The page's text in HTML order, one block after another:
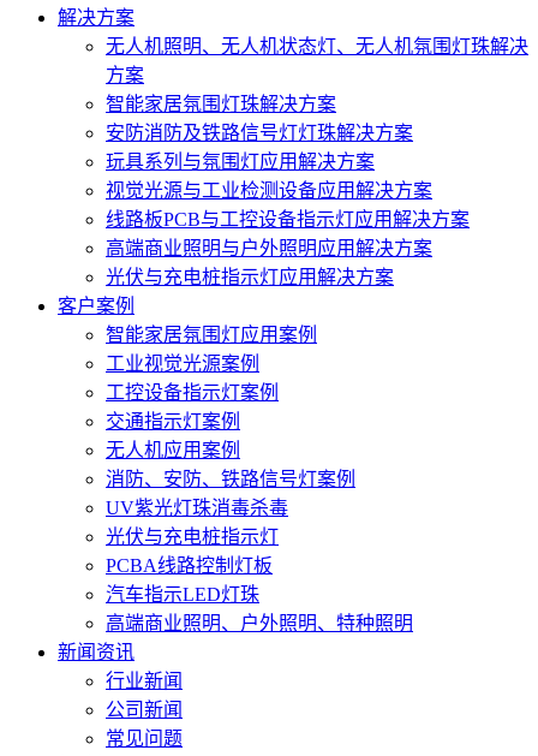
解决方案
无人机照明、无人机状态灯、无人机氛围灯珠解决
方案
智能家居氛围灯珠解决方案
安防消防及铁路信号灯灯珠解决方案
玩具系列与氛围灯应用解决方案
视觉光源与工业检测设备应用解决方案
线路板PCB与工控设备指示灯应用解决方案
高端商业照明与户外照明应用解决方案
光伏与充电桩指示灯应用解决方案
客户案例
智能家居氛围灯应用案例
工业视觉光源案例
工控设备指示灯案例
交通指示灯案例
无人机应用案例
消防、安防、铁路信号灯案例
UV紫光灯珠消毒杀毒
光伏与充电桩指示灯
PCBA线路控制灯板
汽车指示LED灯珠
高端商业照明、户外照明、特种照明
新闻资讯
行业新闻
公司新闻
常见问题